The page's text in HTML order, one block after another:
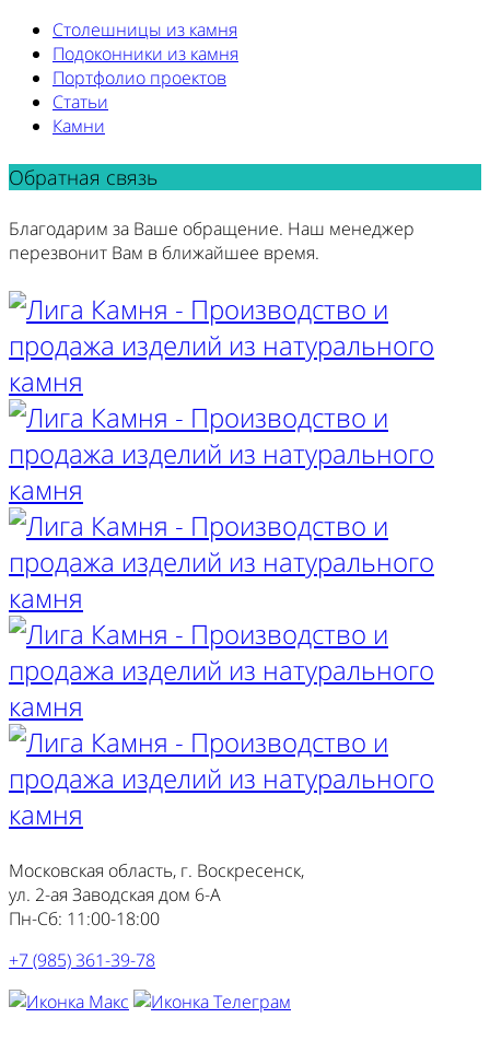
Столешницы из камня
Подоконники из камня
Портфолио проектов
Статьи
Камни
Обратная связь
Благодарим за Ваше обращение. Наш менеджер
перезвонит Вам в ближайшее время.
Московская область, г. Воскресенск,
ул. 2-ая Заводская дом 6-А
Пн-Сб: 11:00-18:00
+7 (985) 361-39-78